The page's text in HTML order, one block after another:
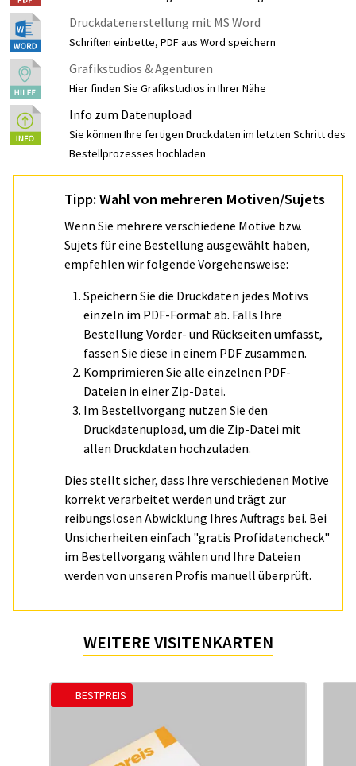
Druckdatenerstellung mit MS Word
Schriften einbette, PDF aus Word speichern
Grafikstudios & Agenturen
Hier finden Sie Grafikstudios in Ihrer Nähe
Info zum Datenupload
Sie können Ihre fertigen Druckdaten im letzten Schritt des
Bestellprozesses hochladen
Tipp: Wahl von mehreren Motiven/Sujets
Wenn Sie mehrere verschiedene Motive bzw.
Sujets für eine Bestellung ausgewählt haben,
empfehlen wir folgende Vorgehensweise:
Speichern Sie die Druckdaten jedes Motivs
einzeln im PDF-Format ab. Falls Ihre
Bestellung Vorder- und Rückseiten umfasst,
fassen Sie diese in einem PDF zusammen.
Komprimieren Sie alle einzelnen PDF-
Dateien in einer Zip-Datei.
Im Bestellvorgang nutzen Sie den
Druckdatenupload, um die Zip-Datei mit
allen Druckdaten hochzuladen.
Dies stellt sicher, dass Ihre verschiedenen Motive
korrekt verarbeitet werden und trägt zur
reibungslosen Abwicklung Ihres Auftrags bei. Bei
Unsicherheiten einfach "gratis Profidatencheck"
im Bestellvorgang wählen und Ihre Dateien
werden von unseren Profis manuell überprüft.
WEITERE VISITENKARTEN
BESTPREIS